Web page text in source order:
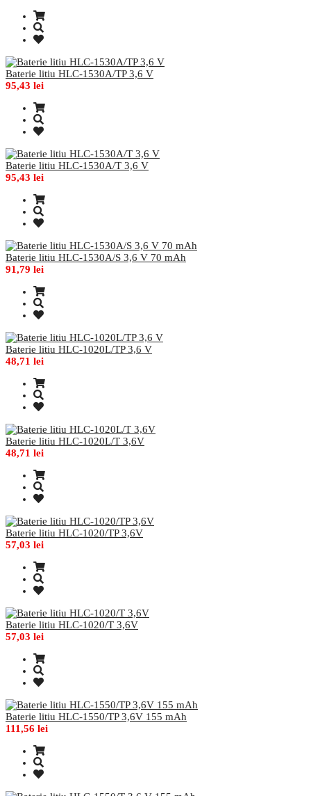
Baterie litiu HLC-1530A/TP 3,6 V
95,43 lei
Baterie litiu HLC-1530A/T 3,6 V
95,43 lei
Baterie litiu HLC-1530A/S 3,6 V 70 mAh
91,79 lei
Baterie litiu HLC-1020L/TP 3,6 V
48,71 lei
Baterie litiu HLC-1020L/T 3,6V
48,71 lei
Baterie litiu HLC-1020/TP 3,6V
57,03 lei
Baterie litiu HLC-1020/T 3,6V
57,03 lei
Baterie litiu HLC-1550/TP 3,6V 155 mAh
111,56 lei